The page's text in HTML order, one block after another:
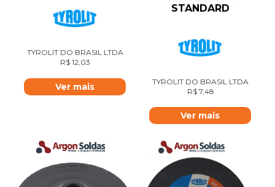
TYROLIT DO BRASIL LTDA
R$12,03
Ver mais
STANDARD
TYROLIT DO BRASIL LTDA
R$7,48
Ver mais